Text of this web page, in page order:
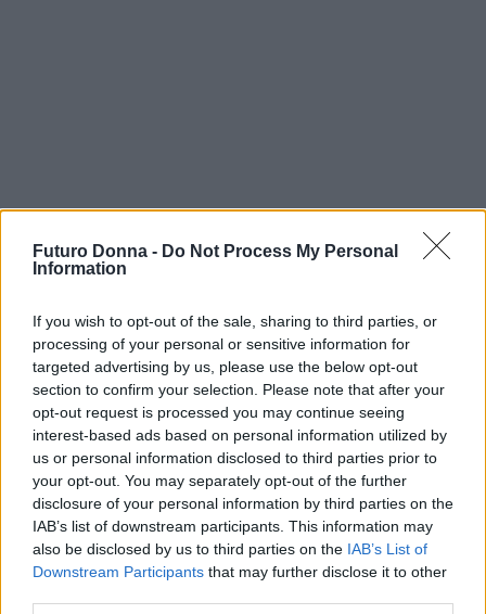
Futuro Donna - Do Not Process My Personal
Information
If you wish to opt-out of the sale, sharing to third parties, or
processing of your personal or sensitive information for
targeted advertising by us, please use the below opt-out
section to confirm your selection. Please note that after your
opt-out request is processed you may continue seeing
interest-based ads based on personal information utilized by
us or personal information disclosed to third parties prior to
your opt-out. You may separately opt-out of the further
disclosure of your personal information by third parties on the
IAB’s list of downstream participants. This information may
also be disclosed by us to third parties on the IAB’s List of
Downstream Participants that may further disclose it to other
AUTORE
Roberta Tagliabue
Roberta Tagliabue ha dormito nella sala
d'attesa dell'ospedale San Martino per
seguire una vicenda sanitaria emergente;
firma reportage e coordina dossier di verifica
in redazione come referente per Genova.
Nata a Sampierdarena, mantiene contatti
diretti con consiglieri comunali e biblioteche
civiche.